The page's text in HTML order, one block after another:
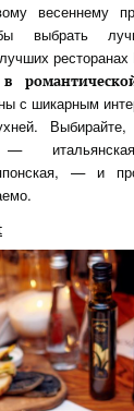
весеннему
выбрать
с шикарным
— и